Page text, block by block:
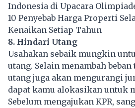
Indonesia di Upacara
10 Penyebab Harga Properti
Kenaikan Setiap Tahun
8. Hindari Utang
Usahakan sebaik mungkin
utang. Selain menambah
utang juga akan mengurangi
dapat kamu alokasikan untuk
Sebelum mengajukan KPR,